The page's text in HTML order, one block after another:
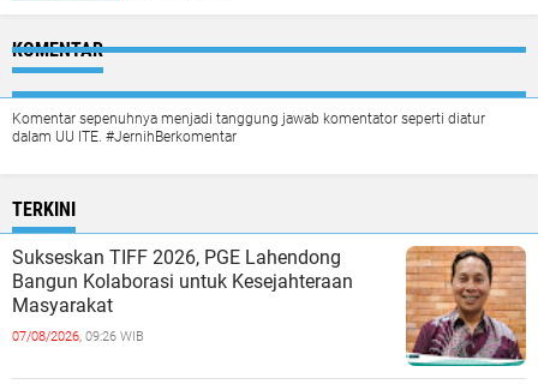
KOMENTAR
Komentar sepenuhnya menjadi tanggung jawab komentator seperti diatur
dalam UU ITE. #JernihBerkomentar
TERKINI
Sukseskan TIFF 2026, PGE Lahendong
Bangun Kolaborasi untuk Kesejahteraan
Masyarakat
07/08/2026, 09:26 WIB